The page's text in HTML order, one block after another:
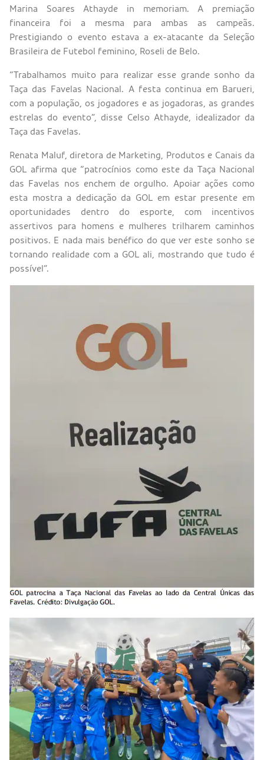
Marina Soares Athayde in memoriam. A premiação
financeira foi a mesma para ambas as campeãs.
Prestigiando o evento estava a ex-atacante da Seleção
Brasileira de Futebol feminino, Roseli de Belo.
“Trabalhamos muito para realizar esse grande sonho da
Taça das Favelas Nacional. A festa continua em Barueri,
com a população, os jogadores e as jogadoras, as grandes
estrelas do evento”, disse Celso Athayde, idealizador da
Taça das Favelas.
Renata Maluf, diretora de Marketing, Produtos e Canais da
GOL afirma que “patrocínios como este da Taça Nacional
das Favelas nos enchem de orgulho. Apoiar ações como
esta mostra a dedicação da GOL em estar presente em
oportunidades dentro do esporte, com incentivos
assertivos para homens e mulheres trilharem caminhos
positivos. E nada mais benéfico do que ver este sonho se
tornando realidade com a GOL ali, mostrando que tudo é
possível”.